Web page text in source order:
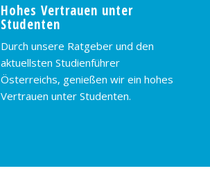
Hohes Vertrauen unter
Studenten
Durch unsere Ratgeber und den
aktuellsten Studienführer
Österreichs, genießen wir ein hohes
Vertrauen unter Studenten.